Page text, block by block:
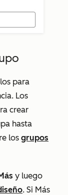
para
Los
crear
hasta
los grupos
y luego
. Si Más